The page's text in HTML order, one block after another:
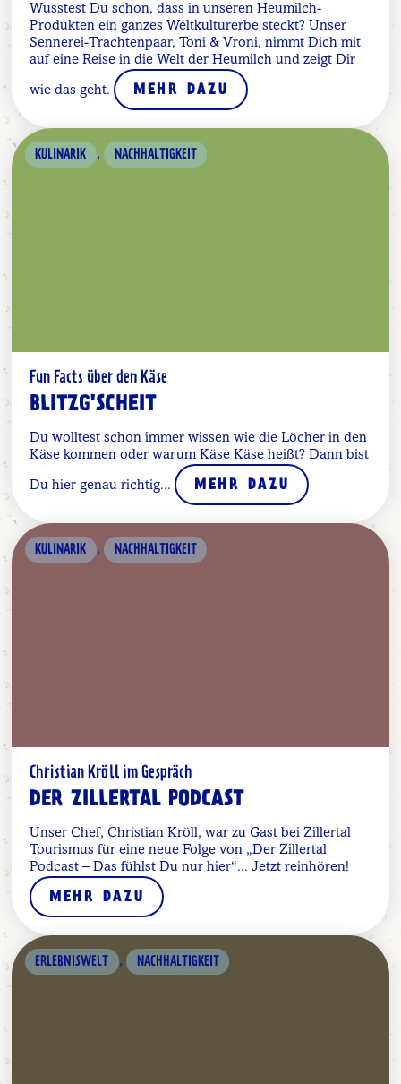
Wusstest Du schon, dass in unseren Heumilch-
Produkten ein ganzes Weltkulturerbe steckt? Unser
Sennerei-Trachtenpaar, Toni & Vroni, nimmt Dich mit
auf eine Reise in die Welt der Heumilch und zeigt Dir
wie das geht. MEHR DAZU
KULINARIK , NACHHALTIGKEIT
Fun Facts über den Käse
BLITZG'SCHEIT
Du wolltest schon immer wissen wie die Löcher in den
Käse kommen oder warum Käse Käse heißt? Dann bist
Du hier genau richtig... MEHR DAZU
KULINARIK , NACHHALTIGKEIT
Christian Kröll im Gespräch
DER ZILLERTAL PODCAST
Unser Chef, Christian Kröll, war zu Gast bei Zillertal
Tourismus für eine neue Folge von „Der Zillertal
Podcast – Das fühlst Du nur hier“... Jetzt reinhören!
MEHR DAZU
ERLEBNISWELT , NACHHALTIGKEIT